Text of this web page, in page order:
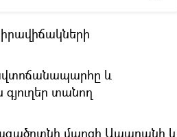
և
տանող
մարզի Ապարանի և